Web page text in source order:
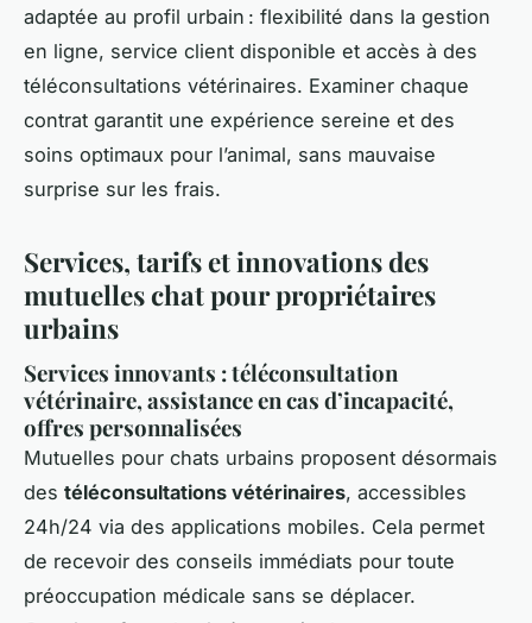
adaptée au profil urbain : flexibilité dans la gestion
en ligne, service client disponible et accès à des
téléconsultations vétérinaires. Examiner chaque
contrat garantit une expérience sereine et des
soins optimaux pour l’animal, sans mauvaise
surprise sur les frais.
Services, tarifs et innovations des
mutuelles chat pour propriétaires
urbains
Services innovants : téléconsultation
vétérinaire, assistance en cas d’incapacité,
offres personnalisées
Mutuelles pour chats urbains proposent désormais
des téléconsultations vétérinaires, accessibles
24h/24 via des applications mobiles. Cela permet
de recevoir des conseils immédiats pour toute
préoccupation médicale sans se déplacer.